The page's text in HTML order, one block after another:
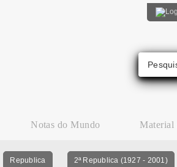
Notas do Mundo Material
Republica 2ª Republica (1927 - 2001)